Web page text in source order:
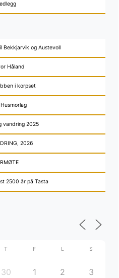
Bekkjarvik og Austevoll
Håland
i korpset
vandring 2025
2026
2500 år på Tasta
T F L S
30 1 2 3